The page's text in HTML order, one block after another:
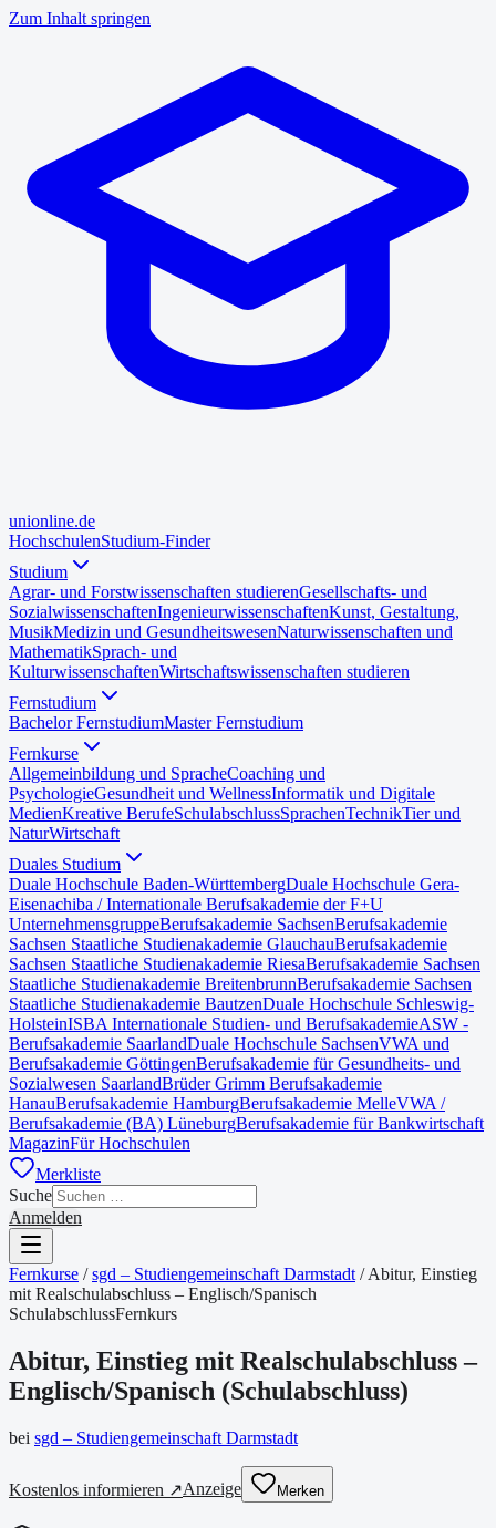
Zum Inhalt springen
unionline.de
HochschulenStudium-Finder
Studium
Agrar- und Forstwissenschaften studierenGesellschafts- und
SozialwissenschaftenIngenieurwissenschaftenKunst, Gestaltung,
MusikMedizin und GesundheitswesenNaturwissenschaften und
MathematikSprach- und
KulturwissenschaftenWirtschaftswissenschaften studieren
Fernstudium
Bachelor FernstudiumMaster Fernstudium
Fernkurse
Allgemeinbildung und SpracheCoaching und
PsychologieGesundheit und WellnessInformatik und Digitale
MedienKreative BerufeSchulabschlussSprachenTechnikTier und
NaturWirtschaft
Duales Studium
Duale Hochschule Baden-WürttembergDuale Hochschule Gera-
Eisenachiba / Internationale Berufsakademie der F+U
UnternehmensgruppeBerufsakademie SachsenBerufsakademie
Sachsen Staatliche Studienakademie GlauchauBerufsakademie
Sachsen Staatliche Studienakademie RiesaBerufsakademie Sachsen
Staatliche Studienakademie BreitenbrunnBerufsakademie Sachsen
Staatliche Studienakademie BautzenDuale Hochschule Schleswig-
HolsteinISBA Internationale Studien- und BerufsakademieASW -
Berufsakademie SaarlandDuale Hochschule SachsenVWA und
Berufsakademie GöttingenBerufsakademie für Gesundheits- und
Sozialwesen SaarlandBrüder Grimm Berufsakademie
HanauBerufsakademie HamburgBerufsakademie MelleVWA /
Berufsakademie (BA) LüneburgBerufsakademie für Bankwirtschaft
MagazinFür Hochschulen
Merkliste
Suche
Anmelden
Fernkurse / sgd – Studiengemeinschaft Darmstadt /Abitur, Einstieg
mit Realschulabschluss – Englisch/Spanisch
SchulabschlussFernkurs
Abitur, Einstieg mit Realschulabschluss –
Englisch/Spanisch (Schulabschluss)
bei sgd – Studiengemeinschaft Darmstadt
Kostenlos informieren ↗Anzeige Merken